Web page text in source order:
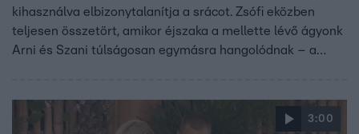
kihasználva elbizonytalanítja a srácot. Zsófi eközben
teljesen összetört, amikor éjszaka a mellette lévő ágyonk
Arni és Szani túlságosan egymásra hangolódnak – a
szembe kell néznie a szabályszegése következményével,
este pedig ismét feltárult Pandora Szelencéje, ami a
3:00